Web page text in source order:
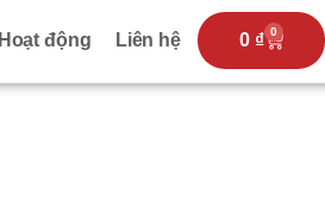
Hoạt động Liên hệ 0 ₫ 0